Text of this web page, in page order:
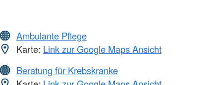
Ambulante Pflege
Karte: Link zur Google Maps Ansicht
Beratung für Krebskranke